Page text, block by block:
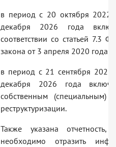
в период с 20 октября 2022
декабря 2026 года
соответствии со статьей 7.3
закона от 3 апреля 2020 года
в период с 21 сентября
декабря 2026 года
собственным (специальным)
реструктуризации.
Также указана
необходимо отразить